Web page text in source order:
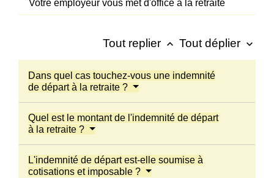
Votre employeur vous met d'office à la retraite
Tout replier keyboard_arrow_up Tout déplier keyboard_arrow_down
Dans quel cas touchez-vous une indemnité
de départ à la retraite ?
Quel est le montant de l'indemnité de départ
à la retraite ?
L'indemnité de départ est-elle soumise à
cotisations et imposable ?